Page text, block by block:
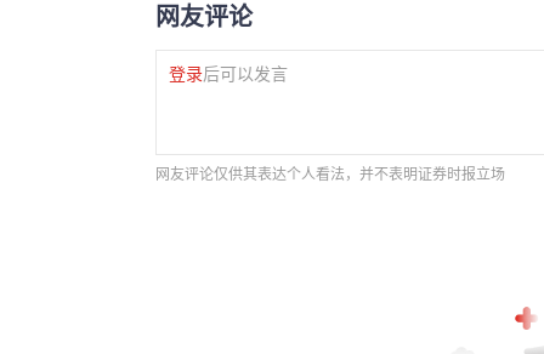
网友评论
登录后可以发言
网友评论仅供其表达个人看法，并不表明证券时报立场